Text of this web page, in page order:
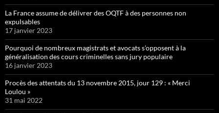
La France assume de délivrer des OQTF à des personnes non
expulsables
17 janvier 2023
Pourquoi de nombreux magistrats et avocats s’opposent à la
généralisation des cours criminelles sans jury populaire
16 janvier 2023
Procès des attentats du 13 novembre 2015, jour 129 : « Merci
Loulou »
31 mai 2022